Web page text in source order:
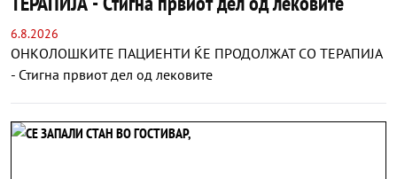
6.8.2026
ОНКОЛОШКИТЕ ПАЦИЕНТИ ЌЕ ПРОДОЛЖАТ СО ТЕРАПИЈА
- Стигна првиот дел од лековите